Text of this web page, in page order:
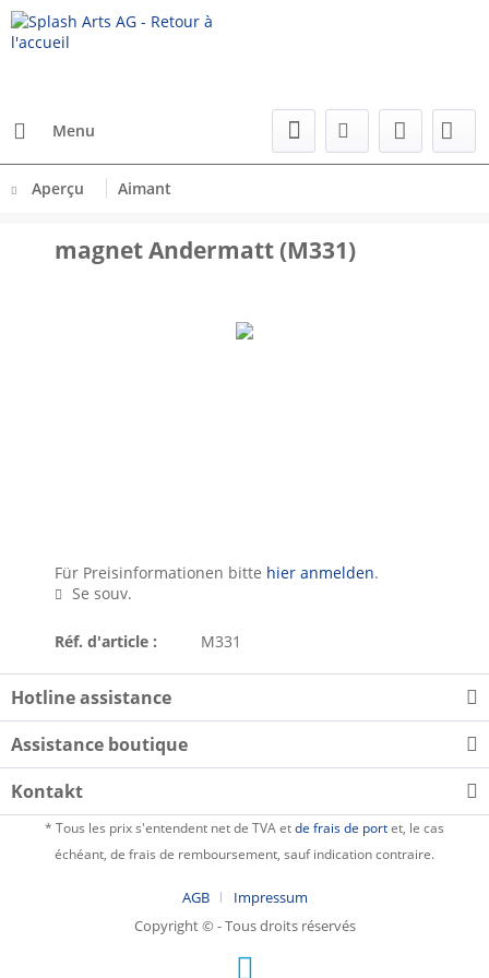
Menu
Aperçu Aimant
magnet Andermatt (M331)
Für Preisinformationen bitte hier anmelden.
Se souv.
Réf. d'article : M331
Hotline assistance
Assistance boutique
Kontakt
* Tous les prix s'entendent net de TVA etde frais de portet, le cas
échéant, de frais de remboursement, sauf indication contraire.
AGB
Impressum
Copyright © - Tous droits réservés